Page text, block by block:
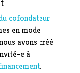
cofondateur
en mode
avons créé
e à
.